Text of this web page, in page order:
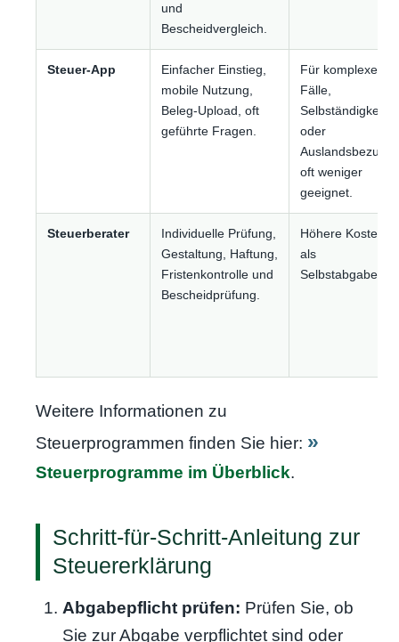
und
Bescheidvergleich.
Steuer-App
Einfacher Einstieg,
mobile Nutzung,
Beleg-Upload, oft
geführte Fragen.
Für komplexe
Fälle,
Selbständigkeit
oder
Auslandsbezug
oft weniger
geeignet.
Steuerberater
Individuelle Prüfung,
Gestaltung, Haftung,
Fristenkontrolle und
Bescheidprüfung.
Höhere Kosten
als
Selbstabgabe.
Weitere Informationen zu
Steuerprogrammen finden Sie hier:
Steuerprogramme im Überblick.
Schritt-für-Schritt-Anleitung zur
Steuererklärung
Abgabepflicht prüfen: Prüfen Sie, ob
Sie zur Abgabe verpflichtet sind oder